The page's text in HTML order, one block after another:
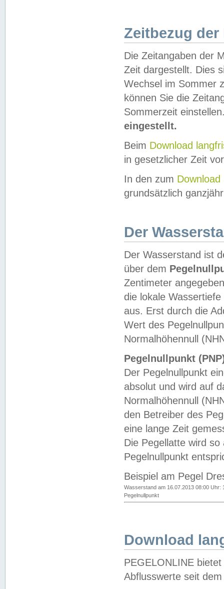
Zeitbezug der
Die Zeitangaben der
Zeit dargestellt. Dies
Wechsel im Sommer
können Sie die
Sommerzeit
eingestellt.
Beim Download
in gesetzlicher Zeit
In den zum Download
grundsätzlich
Der
Der Wasserstand ist
über dem
Zentimeter
die lokale
aus. Erst durch die
Wert des
Normalhöhennull
Pegelnullpunkt
Der Pegelnullpunkt
absolut und wird auf
Normalhöhennull
den Betreiber des
eine lange Zeit
Die Pegellatte wird
Pegelnullpunkt
Beispiel am Pegel
Wasserstand am 16.07.2013 08:00 Uhr:
Pegelnullpunkt
Download
PEGELONLINE
Abflusswerte seit